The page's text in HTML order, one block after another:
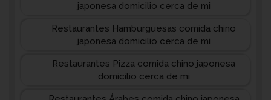
japonesa domicilio cerca de mi
Restaurantes Hamburguesas comida chino
japonesa domicilio cerca de mi
Restaurantes Pizza comida chino japonesa
domicilio cerca de mi